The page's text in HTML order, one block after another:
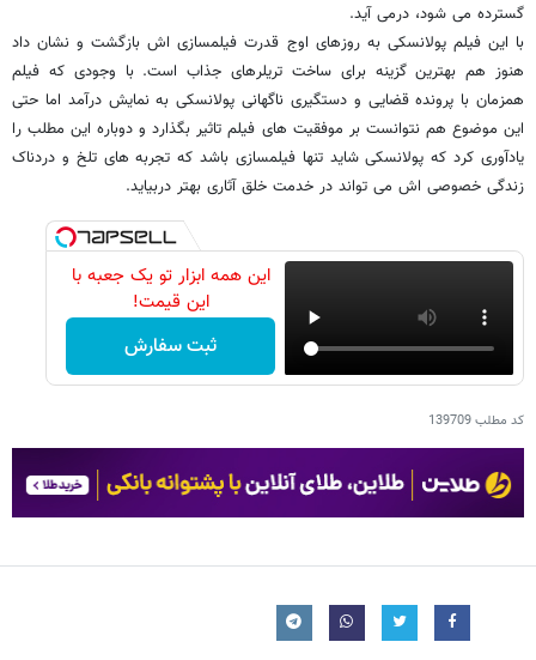
گسترده می شود، درمی آید.
با این فیلم پولانسکی به روزهای اوج قدرت فیلمسازی اش بازگشت و نشان داد
هنوز هم بهترین گزینه برای ساخت تریلرهای جذاب است. با وجودی که فیلم
همزمان با پرونده قضایی و دستگیری ناگهانی پولانسکی به نمایش درآمد اما حتی
این موضوع هم نتوانست بر موفقیت های فیلم تاثیر بگذارد و دوباره این مطلب را
یادآوری کرد که پولانسکی شاید تنها فیلمسازی باشد که تجربه های تلخ و دردناک
زندگی خصوصی اش می تواند در خدمت خلق آثاری بهتر دربیاید.
این همه ابزار تو یک جعبه با
این قیمت!
ثبت سفارش
کد مطلب139709